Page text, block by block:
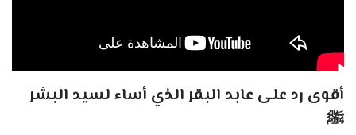
أقوى رد على عابد البقر الذي أساء لسيد البشر
ﷺ